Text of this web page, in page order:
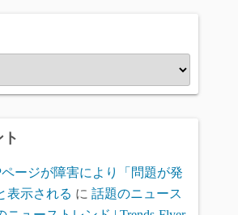
ページが障害により「問題が発
表示される に 話題のニュース